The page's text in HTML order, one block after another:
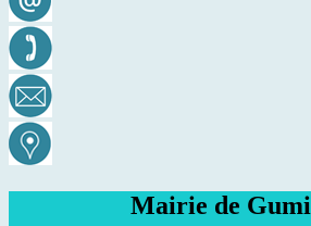
Mairie de